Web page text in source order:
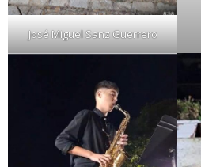
José Miguel Sanz Guerrero